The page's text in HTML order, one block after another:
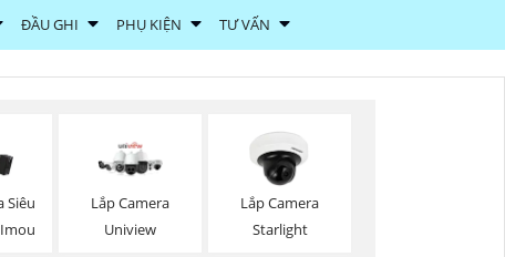
ĐẦU GHI PHỤ KIỆN TƯ VẤN
Siêu
Lắp Camera
Uniview
Lắp Camera
Starlight